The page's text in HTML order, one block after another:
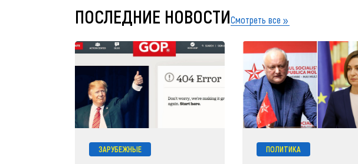
ПОСЛЕДНИЕ НОВОСТИСмотреть все
ЗАРУБЕЖНЫЕ ПОЛИТИКА